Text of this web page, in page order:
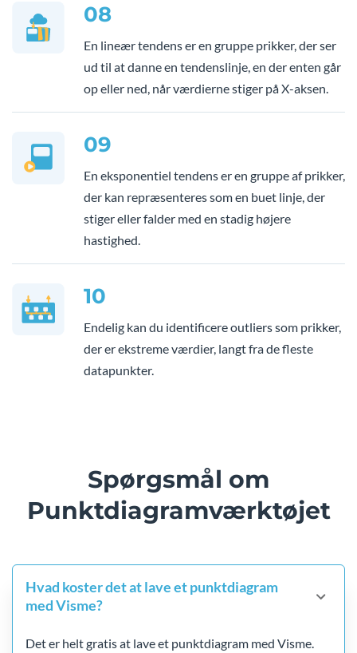
08
En lineær tendens er en gruppe prikker, der ser
ud til at danne en tendenslinje, en der enten går
op eller ned, når værdierne stiger på X-aksen.
09
En eksponentiel tendens er en gruppe af prikker,
der kan repræsenteres som en buet linje, der
stiger eller falder med en stadig højere
hastighed.
10
Endelig kan du identificere outliers som prikker,
der er ekstreme værdier, langt fra de fleste
datapunkter.
Spørgsmål om
Punktdiagramværktøjet
Hvad koster det at lave et punktdiagram
med Visme?
Det er helt gratis at lave et punktdiagram med Visme.